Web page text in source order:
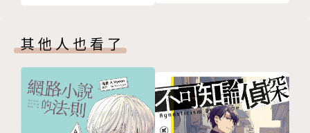
其他人也看了